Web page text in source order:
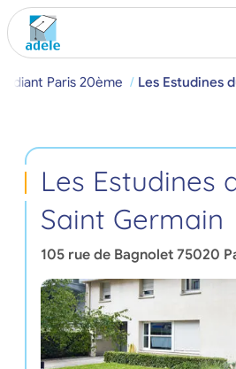
Paris 20ème Les Estudines
Les Estudines
Saint Germain
105 rue de Bagnolet 75020